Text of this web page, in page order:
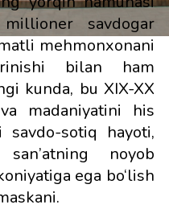
savdogar
mehmonxonani
bilan ham
kunda, bu XIX-XX
madaniyatini his
savdo-sotiq hayoti,
noyob
ega bo‘lish